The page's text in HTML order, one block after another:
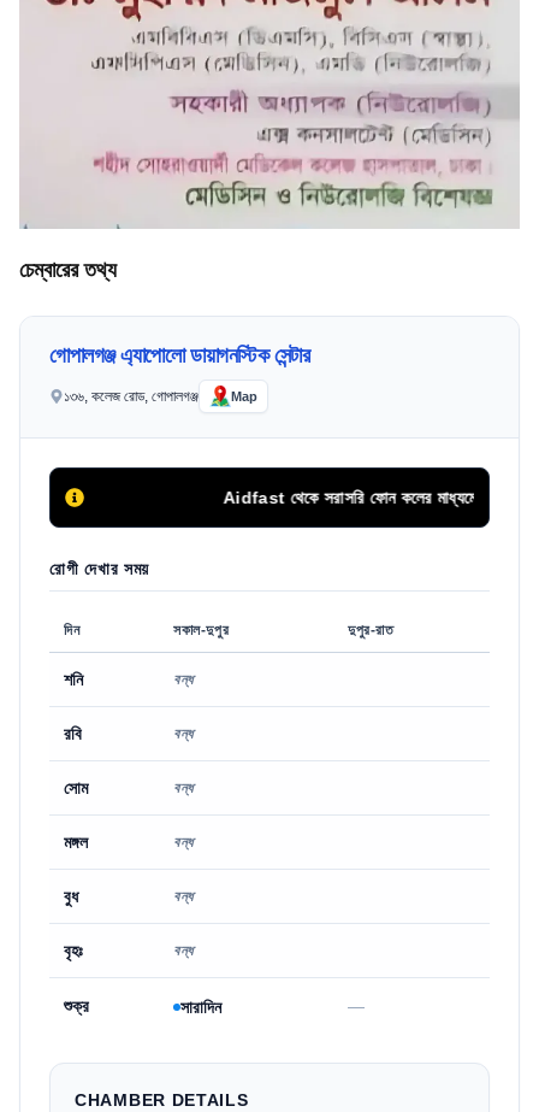
চেম্বারের তথ্য
গোপালগঞ্জ এ্যাপোলো ডায়াগনস্টিক সেন্টার
১৩৬, কলেজ রোড, গোপালগঞ্জ Map
Aidfast থেকে সরাসরি ফোন কলের মাধ্যমে অথবা
রোগী দেখার সময়
দিন সকাল-দুপুর দুপুর-রাত
শনি বন্ধ
রবি বন্ধ
সোম বন্ধ
মঙ্গল বন্ধ
বুধ বন্ধ
বৃহঃ বন্ধ
শুক্র সারাদিন —
CHAMBER DETAILS